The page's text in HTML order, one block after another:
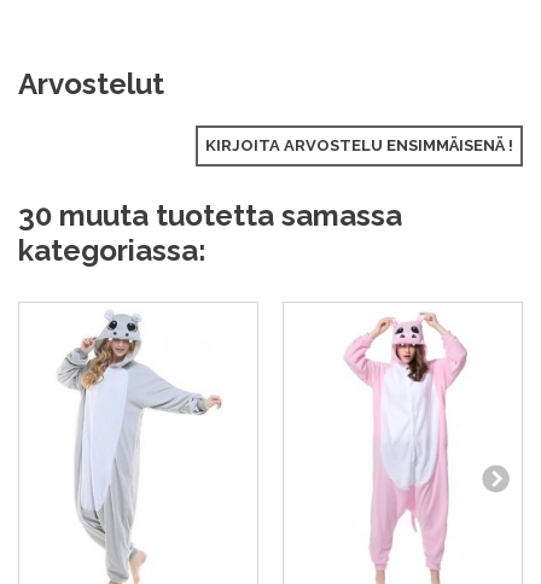
Arvostelut
KIRJOITA ARVOSTELU ENSIMMÄISENÄ !
30 muuta tuotetta samassa
kategoriassa: